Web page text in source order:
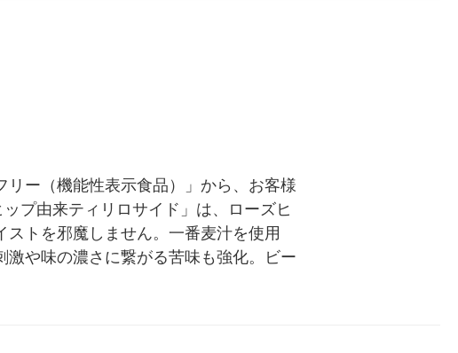
ー（機能性表示食品）」から、お客様
プ由来ティリロサイド」は、ローズヒ
トを邪魔しません。一番麦汁を使用
や味の濃さに繋がる苦味も強化。ビー